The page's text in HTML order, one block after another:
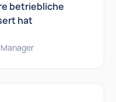
betriebliche
hat